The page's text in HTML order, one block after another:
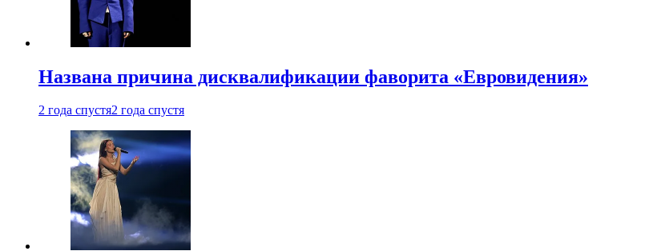
Названа причина дисквалификации фаворита «Евровидения»
2 года спустя2 года спустя